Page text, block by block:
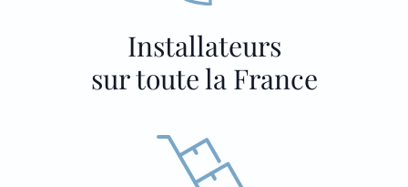
Installateurs
sur toute la France